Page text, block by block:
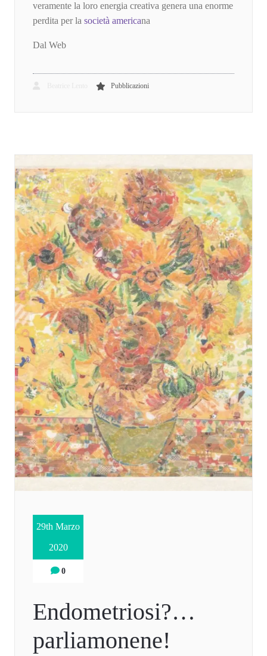
veramente la loro energia creativa genera una enorme
perdita per la società americana
Dal Web
Pubblicazioni
29th Marzo
2020
0
Endometriosi?…
parliamonene!